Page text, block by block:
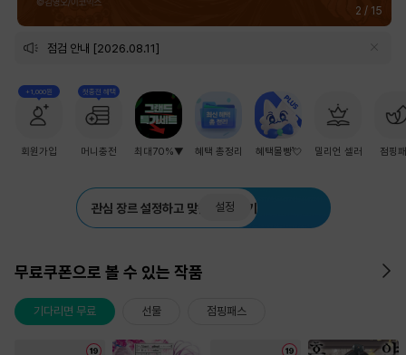
2 / 15
점검 안내 [2026.08.11]
+1,000원
회원가입
첫충전 혜택
머니충전 최대70%▼ 혜택 총정리 혜택몰빵💘 밀리언 셀러 점핑
관심 장르 설정하고 맞춤 추천 받기
설정
무료쿠폰으로 볼 수 있는 작품
기다리면 무료 선물 점핑패스